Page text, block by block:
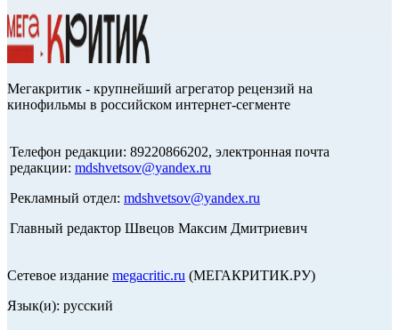
Мегакритик - крупнейший агрегатор рецензий на
кинофильмы в российском интернет-сегменте
Телефон редакции: 89220866202, электронная почта
редакции: mdshvetsov@yandex.ru
Рекламный отдел: mdshvetsov@yandex.ru
Главный редактор Швецов Максим Дмитриевич
Сетевое издание megacritic.ru (МЕГАКРИТИК.РУ)
Язык(и): русский